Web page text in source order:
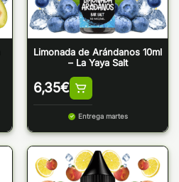
Limonada de Arándanos 10ml
– La Yaya Salt
6,35€
Entrega martes